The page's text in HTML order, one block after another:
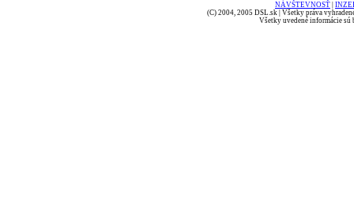
NÁVŠTEVNOSŤ
(C) 2004, 2005 DSL.sk | Všetky práva
Všetky uvedené informácie sú